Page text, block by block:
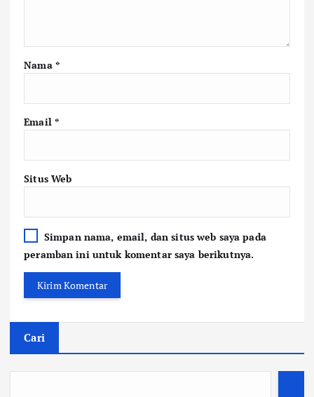
Nama *
Email *
Situs Web
Simpan nama, email, dan situs web saya pada
peramban ini untuk komentar saya berikutnya.
Cari